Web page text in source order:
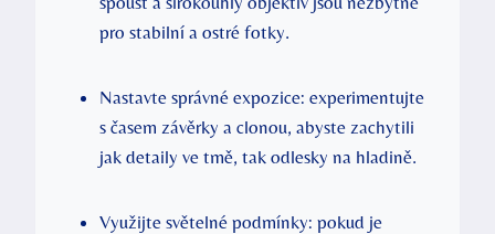
pro stabilní a ostré fotky.
Nastavte správné expozice: experimentujte
s časem závěrky a clonou, abyste zachytili
jak detaily ve tmě, tak odlesky na hladině.
Využijte světelné podmínky: pokud je